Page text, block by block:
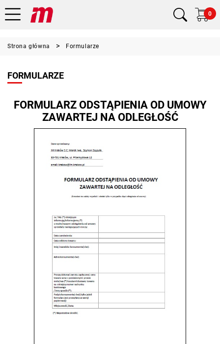
0
Strona główna Formularze
FORMULARZE
FORMULARZ ODSTĄPIENIA OD UMOWY
ZAWARTEJ NA ODLEGŁOŚĆ